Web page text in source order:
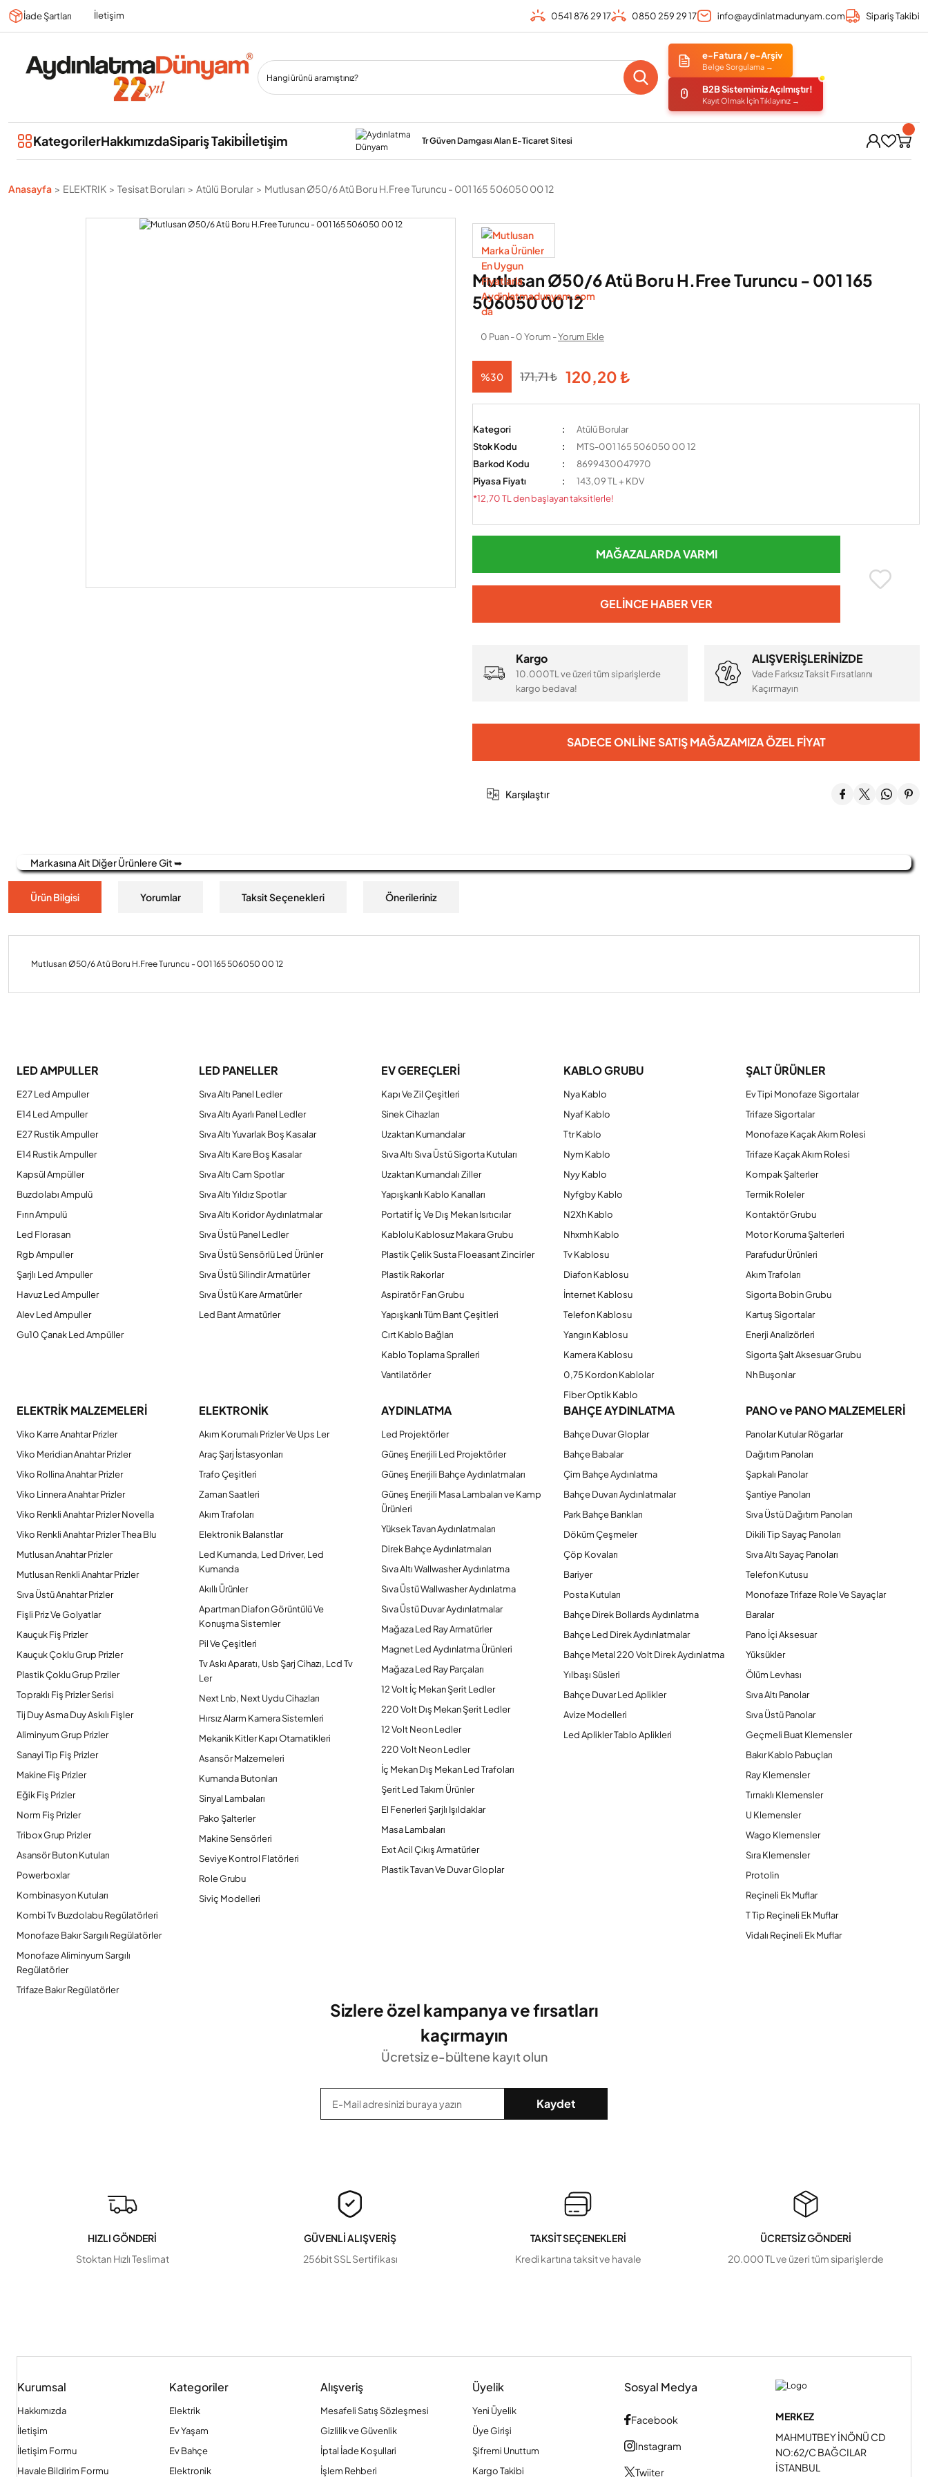
İade Şartları İletişim 0541 876 29 17 0850 259 29 17 info@aydinlatmadunyam.com Sipariş Takibi
e-Fatura / e-Arşiv
Belge Sorgulama →
B2B Sistemimiz Açılmıştır!
Kayıt Olmak İçin Tıklayınız →
KategorilerHakkımızdaSipariş Takibiİletişim Tr Güven Damgası Alan E-Ticaret Sitesi
Anasayfa ELEKTRIK Tesisat Boruları Atülü Borular Mutlusan Ø50/6 Atü Boru H.Free Turuncu - 001 165 506050 00 12
Mutlusan Ø50/6 Atü Boru H.Free Turuncu - 001 165
506050 00 12
0 Puan - 0 Yorum -Yorum Ekle
%30 171,71 ₺ 120,20 ₺
Kategori
Atülü Borular
Stok Kodu
MTS-001 165 506050 00 12
Barkod Kodu
8699430047970
Piyasa Fiyatı
143,09 TL + KDV
*12,70 TL den başlayan taksitlerle!
MAĞAZALARDA VARMI
GELINCE HABER VER
Kargo
10.000TL ve üzeri tüm siparişlerde
kargo bedava!
ALIŞVERİŞLERİNİZDE
Vade Farksız Taksit Fırsatlarını
Kaçırmayın
SADECE ONLINE SATIŞ MAĞAZAMIZA ÖZEL FIYAT
Karşılaştır
Markasına Ait Diğer Ürünlere Git ➥
Ürün Bilgisi Yorumlar Taksit Seçenekleri Önerileriniz
Mutlusan Ø50/6 Atü Boru H.Free Turuncu - 001 165 506050 00 12
Bu ürüne ilk yorumu siz yapın!
Ürün resmi kalitesiz, bozuk veya görüntülenemiyor.
Ürün açıklamasında eksik bilgiler bulunuyor.
Ürün bilgilerinde hatalar bulunuyor.
Ürün fiyatı diğer sitelerden daha pahalı.
Bu ürüne benzer farklı alternatifler olmalı.
Gönder
LED AMPULLER
E27 Led Ampuller
E14 Led Ampuller
E27 Rustik Ampuller
E14 Rustik Ampuller
Kapsül Ampüller
Buzdolabı Ampulü
Fırın Ampulü
Led Florasan
Rgb Ampuller
Şarjlı Led Ampuller
Havuz Led Ampuller
Alev Led Ampuller
Gu10 Çanak Led Ampüller
LED PANELLER
Sıva Altı Panel Ledler
Sıva Altı Ayarlı Panel Ledler
Sıva Altı Yuvarlak Boş Kasalar
Sıva Altı Kare Boş Kasalar
Sıva Altı Cam Spotlar
Sıva Altı Yıldız Spotlar
Sıva Altı Koridor Aydınlatmalar
Sıva Üstü Panel Ledler
Sıva Üstü Sensörlü Led Ürünler
Sıva Üstü Silindir Armatürler
Sıva Üstü Kare Armatürler
Led Bant Armatürler
EV GEREÇLERİ
Kapı Ve Zil Çeşitleri
Sinek Cihazları
Uzaktan Kumandalar
Sıva Altı Sıva Üstü Sigorta Kutuları
Uzaktan Kumandalı Ziller
Yapışkanlı Kablo Kanalları
Portatif İç Ve Dış Mekan Isıtıcılar
Kablolu Kablosuz Makara Grubu
Plastik Çelik Susta Floeasant Zincirler
Plastik Rakorlar
Aspiratör Fan Grubu
Yapışkanlı Tüm Bant Çeşitleri
Cırt Kablo Bağları
Kablo Toplama Spralleri
Vantilatörler
KABLO GRUBU
Nya Kablo
Nyaf Kablo
Ttr Kablo
Nym Kablo
Nyy Kablo
Nyfgby Kablo
N2Xh Kablo
Nhxmh Kablo
Tv Kablosu
Diafon Kablosu
İnternet Kablosu
Telefon Kablosu
Yangın Kablosu
Kamera Kablosu
0,75 Kordon Kablolar
Fiber Optik Kablo
ŞALT ÜRÜNLER
Ev Tipi Monofaze Sigortalar
Trifaze Sigortalar
Monofaze Kaçak Akım Rolesi
Trifaze Kaçak Akım Rolesi
Kompak Şalterler
Termik Roleler
Kontaktör Grubu
Motor Koruma Şalterleri
Parafudur Ürünleri
Akım Trafoları
Sigorta Bobin Grubu
Kartuş Sigortalar
Enerji Analizörleri
Sigorta Şalt Aksesuar Grubu
Nh Buşonlar
ELEKTRİK MALZEMELERİ
Viko Karre Anahtar Prizler
Viko Meridian Anahtar Prizler
Viko Rollina Anahtar Prizler
Viko Linnera Anahtar Prizler
Viko Renkli Anahtar Prizler Novella
Viko Renkli Anahtar Prizler Thea Blu
Mutlusan Anahtar Prizler
Mutlusan Renkli Anahtar Prizler
Sıva Üstü Anahtar Prizler
Fişli Priz Ve Golyatlar
Kauçuk Fiş Prizler
Kauçuk Çoklu Grup Prizler
Plastik Çoklu Grup Prziler
Topraklı Fiş Prizler Serisi
Tij Duy Asma Duy Askılı Fişler
Aliminyum Grup Prizler
Sanayi Tip Fiş Prizler
Makine Fiş Prizler
Eğik Fiş Prizler
Norm Fiş Prizler
Tribox Grup Prizler
Asansör Buton Kutuları
Powerboxlar
Kombinasyon Kutuları
Kombi Tv Buzdolabu Regülatörleri
Monofaze Bakır Sargılı Regülatörler
Monofaze Aliminyum Sargılı
Regülatörler
Trifaze Bakır Regülatörler
ELEKTRONİK
Akım Korumalı Prizler Ve Ups Ler
Araç Şarj İstasyonları
Trafo Çeşitleri
Zaman Saatleri
Akım Trafoları
Elektronik Balanstlar
Led Kumanda, Led Driver, Led
Kumanda
Akıllı Ürünler
Apartman Diafon Görüntülü Ve
Konuşma Sistemler
Pil Ve Çeşitleri
Tv Askı Aparatı, Usb Şarj Cihazı, Lcd Tv
Ler
Next Lnb, Next Uydu Cihazları
Hırsız Alarm Kamera Sistemleri
Mekanik Kitler Kapı Otamatikleri
Asansör Malzemeleri
Kumanda Butonları
Sinyal Lambaları
Pako Şalterler
Makine Sensörleri
Seviye Kontrol Flatörleri
Role Grubu
Siviç Modelleri
AYDINLATMA
Led Projektörler
Güneş Enerjili Led Projektörler
Güneş Enerjili Bahçe Aydınlatmaları
Güneş Enerjili Masa Lambaları ve Kamp
Ürünleri
Yüksek Tavan Aydınlatmaları
Direk Bahçe Aydınlatmaları
Sıva Altı Wallwasher Aydınlatma
Sıva Üstü Wallwasher Aydınlatma
Sıva Üstü Duvar Aydınlatmalar
Mağaza Led Ray Armatürler
Magnet Led Aydınlatma Ürünleri
Mağaza Led Ray Parçaları
12 Volt İç Mekan Şerit Ledler
220 Volt Dış Mekan Şerit Ledler
12 Volt Neon Ledler
220 Volt Neon Ledler
İç Mekan Dış Mekan Led Trafoları
Şerit Led Takım Ürünler
El Fenerleri Şarjlı Işıldaklar
Masa Lambaları
Exıt Acil Çıkış Armatürler
Plastik Tavan Ve Duvar Gloplar
BAHÇE AYDINLATMA
Bahçe Duvar Gloplar
Bahçe Babalar
Çim Bahçe Aydınlatma
Bahçe Duvarı Aydınlatmalar
Park Bahçe Bankları
Döküm Çeşmeler
Çöp Kovaları
Bariyer
Posta Kutuları
Bahçe Direk Bollards Aydınlatma
Bahçe Led Direk Aydınlatmalar
Bahçe Metal 220 Volt Direk Aydınlatma
Yılbaşı Süsleri
Bahçe Duvar Led Aplikler
Avize Modelleri
Led Aplikler Tablo Aplikleri
PANO ve PANO MALZEMELERİ
Panolar Kutular Rögarlar
Dağıtım Panoları
Şapkalı Panolar
Şantiye Panoları
Sıva Üstü Dağıtım Panoları
Dikili Tip Sayaç Panoları
Sıva Altı Sayaç Panoları
Telefon Kutusu
Monofaze Trifaze Role Ve Sayaçlar
Baralar
Pano İçi Aksesuar
Yüksükler
Ölüm Levhası
Sıva Altı Panolar
Sıva Üstü Panolar
Geçmeli Buat Klemensler
Bakır Kablo Pabuçları
Ray Klemensler
Tırnaklı Klemensler
U Klemensler
Wago Klemensler
Sıra Klemensler
Protolin
Reçineli Ek Muflar
T Tip Reçineli Ek Muflar
Vidalı Reçineli Ek Muflar
Sizlere özel kampanya ve fırsatları
kaçırmayın
Ücretsiz e-bültene kayıt olun
Kaydet
HIZLI GÖNDERİ
Stoktan Hızlı Teslimat
GÜVENLİ ALIŞVERİŞ
256bit SSL Sertifikası
TAKSİT SEÇENEKLERİ
Kredi kartına taksit ve havale
ÜCRETSİZ GÖNDERİ
20.000 TL ve üzeri tüm siparişlerde
Kurumsal
Hakkımızda
İletişim
İletişim Formu
Havale Bildirim Formu
Kategoriler
Elektrik
Ev Yaşam
Ev Bahçe
Elektronik
Alışveriş
Mesafeli Satış Sözleşmesi
Gizlilik ve Güvenlik
İptal İade Koşullari
İşlem Rehberi
Üyelik
Yeni Üyelik
Üye Girişi
Şifremi Unuttum
Kargo Takibi
Sosyal Medya
Facebook
Instagram
Twiiter
MERKEZ
MAHMUTBEY İNÖNÜ CD
NO:62/C BAĞCILAR
İSTANBUL